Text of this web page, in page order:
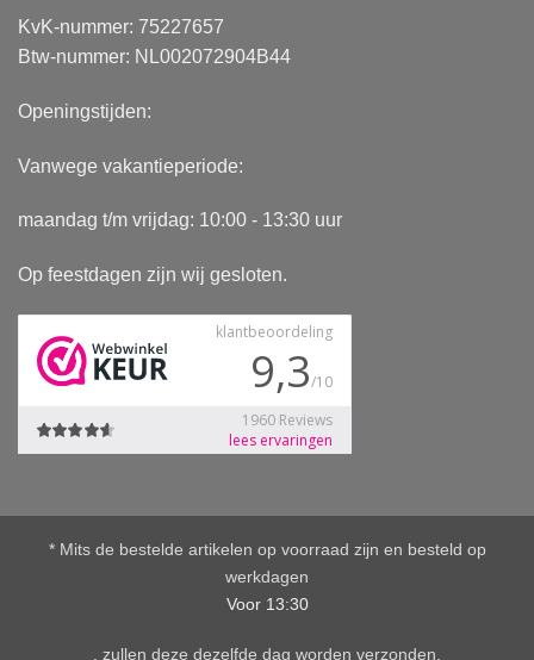
KvK-nummer: 75227657
Btw-nummer: NL002072904B44
Openingstijden:
Vanwege vakantieperiode:
maandag t/m vrijdag: 10:00 - 13:30 uur
Op feestdagen zijn wij gesloten.
* Mits de bestelde artikelen op voorraad zijn en besteld op
werkdagen
Voor 13:30
, zullen deze dezelfde dag worden verzonden.